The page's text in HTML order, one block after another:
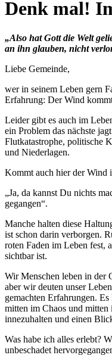
Denk mal!
„Also hat Gott die Welt
an ihn glauben, nicht
Liebe Gemeinde,
wer in seinem Leben gern
Erfahrung: Der Wind
Leider gibt es auch im
ein Problem das nächste
Flutkatastrophe, politische
und Niederlagen.
Kommt auch hier der Wind
„Ja, da kannst Du nichts
gegangen“.
Manche halten diese
ist schon darin verborgen.
roten Faden im Leben fest,
sichtbar ist.
Wir Menschen leben in der
aber wir deuten unser
gemachten Erfahrungen.
mitten im Chaos und mitten
innezuhalten und einen
Was habe ich alles erlebt?
unbeschadet